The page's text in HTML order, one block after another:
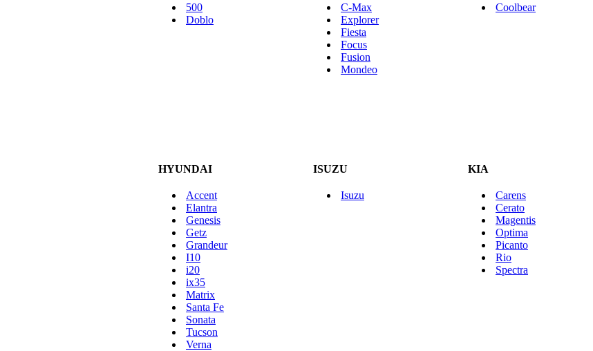
500
Doblo
C-Max
Explorer
Fiesta
Focus
Fusion
Mondeo
Coolbear
HYUNDAI ISUZU KIA
Accent
Elantra
Genesis
Getz
Grandeur
I10
i20
ix35
Matrix
Santa Fe
Sonata
Tucson
Verna
Isuzu
Carens
Cerato
Magentis
Optima
Picanto
Rio
Spectra